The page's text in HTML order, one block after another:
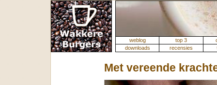
weblog top 3
downloads
recensies
Met vereende